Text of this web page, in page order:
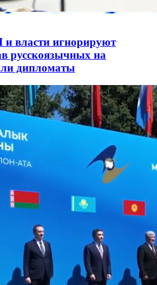
власти игнорируют
русскоязычных на
дипломаты